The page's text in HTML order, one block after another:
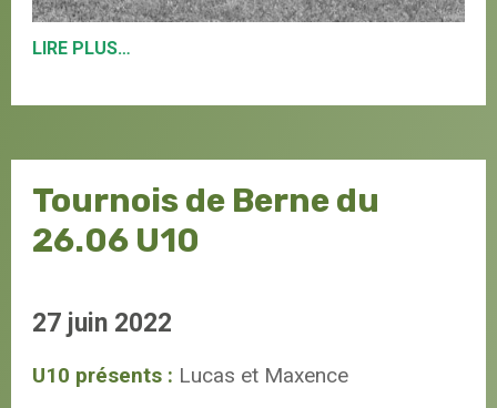
LIRE PLUS…
Tournois de Berne du
26.06 U10
27 juin 2022
U10 présents : Lucas et Maxence